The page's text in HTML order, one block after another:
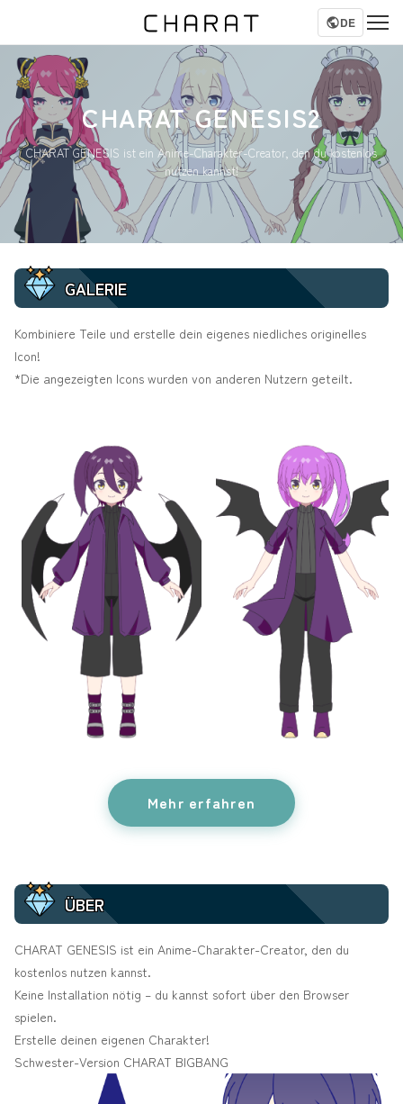
DE
CHARAT GENESIS2
CHARAT GENESIS ist ein Anime-Charakter-Creator, den du kostenlos
nutzen kannst!
GALERIE
Kombiniere Teile und erstelle dein eigenes niedliches originelles
Icon!
*Die angezeigten Icons wurden von anderen Nutzern geteilt.
Mehr erfahren
ÜBER
CHARAT GENESIS ist ein Anime-Charakter-Creator, den du
kostenlos nutzen kannst.
Keine Installation nötig – du kannst sofort über den Browser
spielen.
Erstelle deinen eigenen Charakter!
Schwester-Version CHARAT BIGBANG